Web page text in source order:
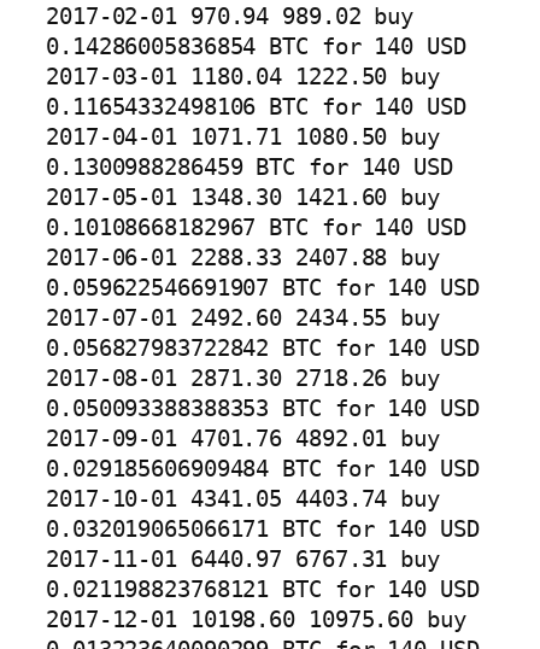
2017-02-01 970.94 989.02 buy
0.14286005836854 BTC for 140 USD
2017-03-01 1180.04 1222.50 buy
0.11654332498106 BTC for 140 USD
2017-04-01 1071.71 1080.50 buy
0.1300988286459 BTC for 140 USD
2017-05-01 1348.30 1421.60 buy
0.10108668182967 BTC for 140 USD
2017-06-01 2288.33 2407.88 buy
0.059622546691907 BTC for 140 USD
2017-07-01 2492.60 2434.55 buy
0.056827983722842 BTC for 140 USD
2017-08-01 2871.30 2718.26 buy
0.050093388388353 BTC for 140 USD
2017-09-01 4701.76 4892.01 buy
0.029185606909484 BTC for 140 USD
2017-10-01 4341.05 4403.74 buy
0.032019065066171 BTC for 140 USD
2017-11-01 6440.97 6767.31 buy
0.021198823768121 BTC for 140 USD
2017-12-01 10198.60 10975.60 buy